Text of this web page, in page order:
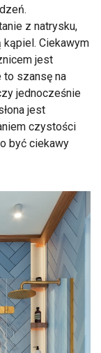
z natrysku,
kąpiel. Ciekawym
jest
to szansę na
jednocześnie
jest
czystości
być ciekawy